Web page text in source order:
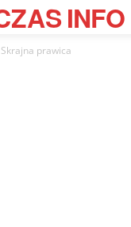
INFO
Skrajna prawica